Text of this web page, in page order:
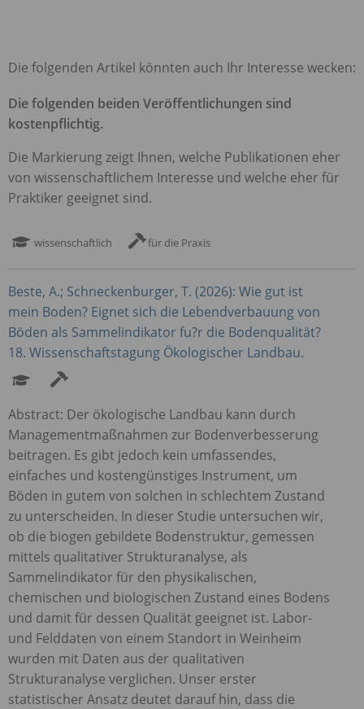
Die folgenden Artikel könnten auch Ihr Interesse wecken:
Die folgenden beiden Veröffentlichungen sind
kostenpflichtig.
Die Markierung zeigt Ihnen, welche Publikationen eher
von wissenschaftlichem Interesse und welche eher für
Praktiker geeignet sind.
wissenschaftlich für die Praxis
Beste, A.; Schneckenburger, T. (2026): Wie gut ist
mein Boden? Eignet sich die Lebendverbauung von
Böden als Sammelindikator fu?r die Bodenqualität?
18. Wissenschaftstagung Ökologischer Landbau.
Abstract: Der ökologische Landbau kann durch
Managementmaßnahmen zur Bodenverbesserung
beitragen. Es gibt jedoch kein umfassendes,
einfaches und kostengünstiges Instrument, um
Böden in gutem von solchen in schlechtem Zustand
zu unterscheiden. In dieser Studie untersuchen wir,
ob die biogen gebildete Bodenstruktur, gemessen
mittels qualitativer Strukturanalyse, als
Sammelindikator für den physikalischen,
chemischen und biologischen Zustand eines Bodens
und damit für dessen Qualität geeignet ist. Labor-
und Felddaten von einem Standort in Weinheim
wurden mit Daten aus der qualitativen
Strukturanalyse verglichen. Unser erster
statistischer Ansatz deutet darauf hin, dass die